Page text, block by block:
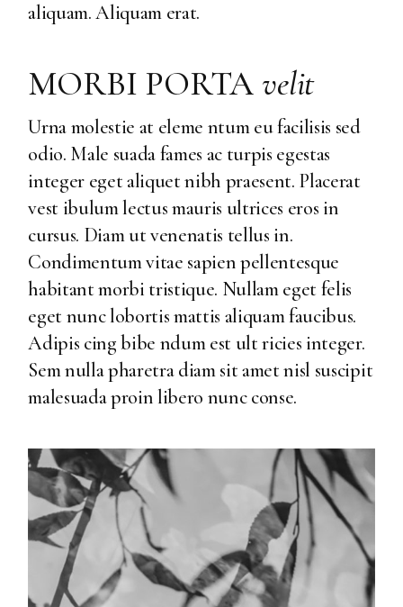
aliquam. Aliquam erat.
MORBI PORTA velit
Urna molestie at eleme ntum eu facilisis sed
odio. Male suada fames ac turpis egestas
integer eget aliquet nibh praesent. Placerat
vest ibulum lectus mauris ultrices eros in
cursus. Diam ut venenatis tellus in.
Condimentum vitae sapien pellentesque
habitant morbi tristique. Nullam eget felis
eget nunc lobortis mattis aliquam faucibus.
Adipis cing bibe ndum est ult ricies integer.
Sem nulla pharetra diam sit amet nisl suscipit
malesuada proin libero nunc conse.